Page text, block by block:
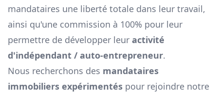
mandataires une liberté totale dans leur travail,
ainsi qu'une commission à 100% pour leur
permettre de développer leur activité
d'indépendant / auto-entrepreneur.
Nous recherchons des mandataires
immobiliers expérimentés pour rejoindre notre